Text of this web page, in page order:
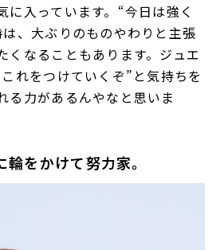
に入っています。“今日は強く
、大ぶりのものやわりと主張
くなることもあります。ジュエ
れをつけていくぞ”と気持ちを
る力があるんやなと思いま
をかけて努力家。